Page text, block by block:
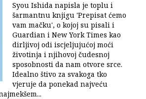
Syou Ishida napisla je toplu i
šarmantnu knjigu 'Prepisat ćemo
vam mačku', o kojoj su pisali i
Guardian i New York Times kao
dirljivoj odi iscjeljujućoj moći
životinja i njihovoj čudesnoj
sposobnosti da nam otvore srce.
Idealno štivo za svakoga tko
vjeruje da ponekad najveću